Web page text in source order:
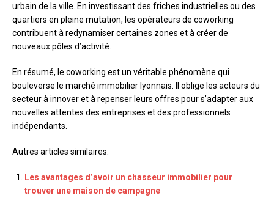
urbain de la ville. En investissant des friches industrielles ou des
quartiers en pleine mutation, les opérateurs de coworking
contribuent à redynamiser certaines zones et à créer de
nouveaux pôles d’activité.
En résumé, le coworking est un véritable phénomène qui
bouleverse le marché immobilier lyonnais. Il oblige les acteurs du
secteur à innover et à repenser leurs offres pour s’adapter aux
nouvelles attentes des entreprises et des professionnels
indépendants.
Autres articles similaires:
Les avantages d’avoir un chasseur immobilier pour
trouver une maison de campagne